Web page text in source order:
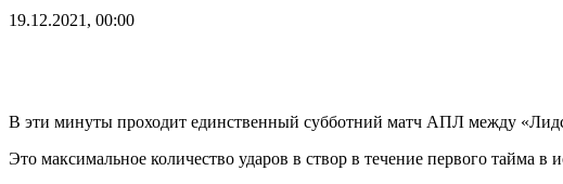
19.12.2021, 00:00
В эти минуты проходит единственный субботний матч АПЛ между
Это максимальное количество ударов в створ в течение первого тайма в